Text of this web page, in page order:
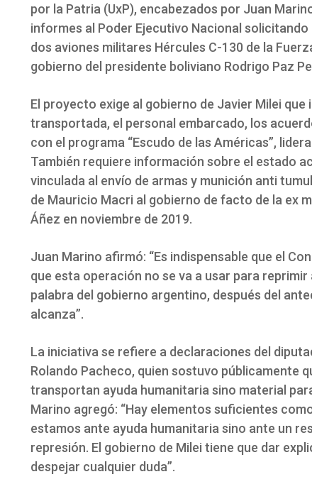
por la Patria (UxP), encabezados por Juan
informes al Poder Ejecutivo Nacional
dos aviones militares Hércules C-130 de la
gobierno del presidente boliviano Rodrigo Paz
El proyecto exige al gobierno de Javier Milei
transportada, el personal embarcado, los
con el programa “Escudo de las Américas”,
También requiere información sobre el estado
vinculada al envío de armas y munición anti
de Mauricio Macri al gobierno de facto de la ex
Áñez en noviembre de 2019.
Juan Marino afirmó: “Es indispensable que el
que esta operación no se va a usar para
palabra del gobierno argentino, después del
alcanza”.
La iniciativa se refiere a declaraciones del
Rolando Pacheco, quien sostuvo públicamente
transportan ayuda humanitaria sino material
Marino agregó: “Hay elementos suficientes
estamos ante ayuda humanitaria sino ante un
represión. El gobierno de Milei tiene que dar
despejar cualquier duda”.